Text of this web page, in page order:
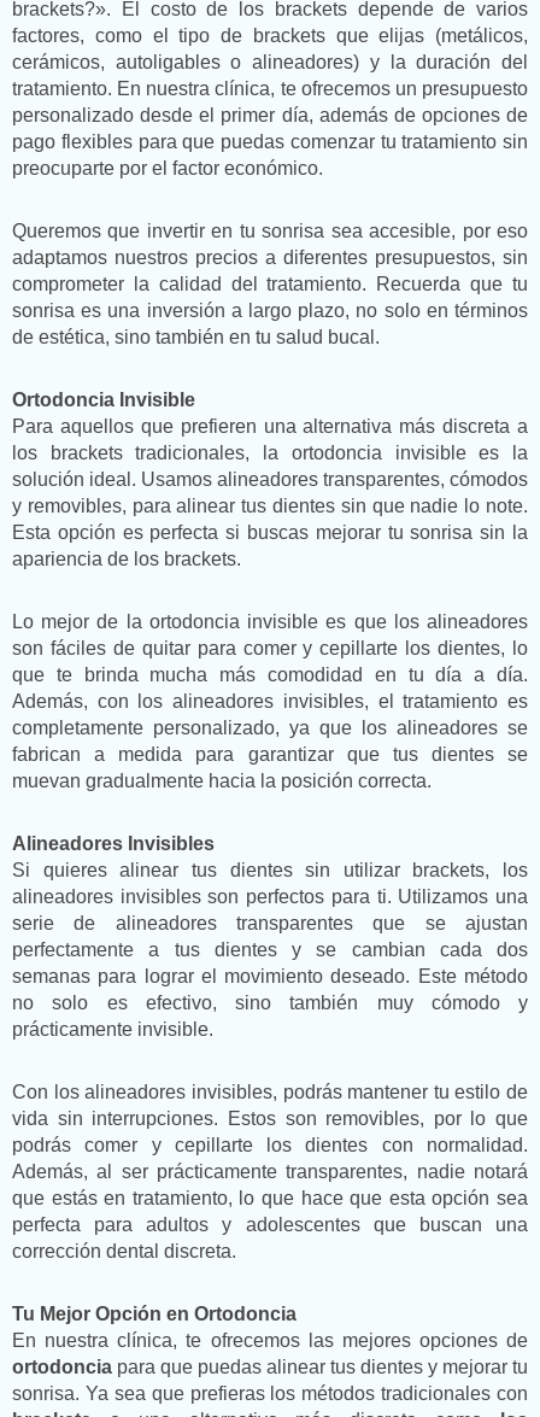
brackets?». El costo de los brackets depende de varios
factores, como el tipo de brackets que elijas (metálicos,
cerámicos, autoligables o alineadores) y la duración del
tratamiento. En nuestra clínica, te ofrecemos un presupuesto
personalizado desde el primer día, además de opciones de
pago flexibles para que puedas comenzar tu tratamiento sin
preocuparte por el factor económico.
Queremos que invertir en tu sonrisa sea accesible, por eso
adaptamos nuestros precios a diferentes presupuestos, sin
comprometer la calidad del tratamiento. Recuerda que tu
sonrisa es una inversión a largo plazo, no solo en términos
de estética, sino también en tu salud bucal.
Ortodoncia Invisible
Para aquellos que prefieren una alternativa más discreta a
los brackets tradicionales, la ortodoncia invisible es la
solución ideal. Usamos alineadores transparentes, cómodos
y removibles, para alinear tus dientes sin que nadie lo note.
Esta opción es perfecta si buscas mejorar tu sonrisa sin la
apariencia de los brackets.
Lo mejor de la ortodoncia invisible es que los alineadores
son fáciles de quitar para comer y cepillarte los dientes, lo
que te brinda mucha más comodidad en tu día a día.
Además, con los alineadores invisibles, el tratamiento es
completamente personalizado, ya que los alineadores se
fabrican a medida para garantizar que tus dientes se
muevan gradualmente hacia la posición correcta.
Alineadores Invisibles
Si quieres alinear tus dientes sin utilizar brackets, los
alineadores invisibles son perfectos para ti. Utilizamos una
serie de alineadores transparentes que se ajustan
perfectamente a tus dientes y se cambian cada dos
semanas para lograr el movimiento deseado. Este método
no solo es efectivo, sino también muy cómodo y
prácticamente invisible.
Con los alineadores invisibles, podrás mantener tu estilo de
vida sin interrupciones. Estos son removibles, por lo que
podrás comer y cepillarte los dientes con normalidad.
Además, al ser prácticamente transparentes, nadie notará
que estás en tratamiento, lo que hace que esta opción sea
perfecta para adultos y adolescentes que buscan una
corrección dental discreta.
Tu Mejor Opción en Ortodoncia
En nuestra clínica, te ofrecemos las mejores opciones de
ortodoncia para que puedas alinear tus dientes y mejorar tu
sonrisa. Ya sea que prefieras los métodos tradicionales con